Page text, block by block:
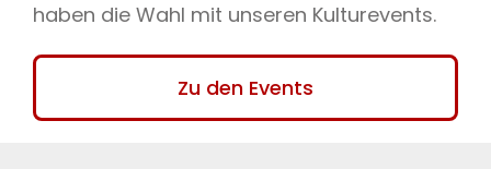
haben die Wahl mit unseren Kulturevents.
Zu den Events